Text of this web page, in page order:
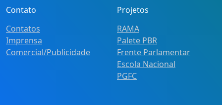
Contato
Contatos
Imprensa
Comercial/Publicidade
Projetos
RAMA
Palete PBR
Frente Parlamentar
Escola Nacional
PGFC